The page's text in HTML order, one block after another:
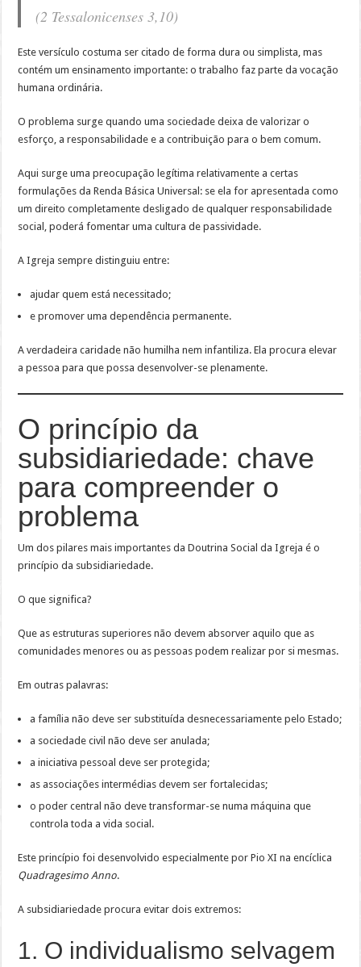
(2 Tessalonicenses 3,10)
Este versículo costuma ser citado de forma dura ou simplista, mas
contém um ensinamento importante: o trabalho faz parte da vocação
humana ordinária.
O problema surge quando uma sociedade deixa de valorizar o
esforço, a responsabilidade e a contribuição para o bem comum.
Aqui surge uma preocupação legítima relativamente a certas
formulações da Renda Básica Universal: se ela for apresentada como
um direito completamente desligado de qualquer responsabilidade
social, poderá fomentar uma cultura de passividade.
A Igreja sempre distinguiu entre:
ajudar quem está necessitado;
e promover uma dependência permanente.
A verdadeira caridade não humilha nem infantiliza. Ela procura elevar
a pessoa para que possa desenvolver-se plenamente.
O princípio da
subsidiariedade: chave
para compreender o
problema
Um dos pilares mais importantes da Doutrina Social da Igreja é o
princípio da subsidiariedade.
O que significa?
Que as estruturas superiores não devem absorver aquilo que as
comunidades menores ou as pessoas podem realizar por si mesmas.
Em outras palavras:
a família não deve ser substituída desnecessariamente pelo Estado;
a sociedade civil não deve ser anulada;
a iniciativa pessoal deve ser protegida;
as associações intermédias devem ser fortalecidas;
o poder central não deve transformar-se numa máquina que
controla toda a vida social.
Este princípio foi desenvolvido especialmente por Pio XI na encíclica
Quadragesimo Anno.
A subsidiariedade procura evitar dois extremos:
1. O individualismo selvagem